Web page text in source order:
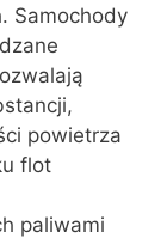
Samochody
powietrza
flot
paliwami